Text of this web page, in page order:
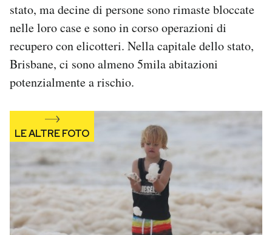
Area Personale
Newsletter
Notifiche mobile
Regala il Post
Hai bisogno di aiuto?
stato, ma decine di persone sono rimaste bloccate
nelle loro case e sono in corso operazioni di
recupero con elicotteri. Nella capitale dello stato,
Brisbane, ci sono almeno 5mila abitazioni
potenzialmente a rischio.